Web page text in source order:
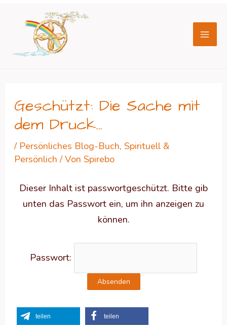
springen
Geschützt: Die Sache mit
dem Druck…
/ Persönliches Blog-Buch, Spirituell &
Persönlich / Von Spirebo
Dieser Inhalt ist passwortgeschützt. Bitte gib
unten das Passwort ein, um ihn anzeigen zu
können.
Passwort:
teilen teilen